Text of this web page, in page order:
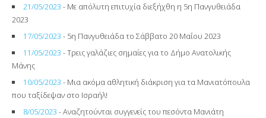
21/05/2023 - Με απόλυτη επιτυχία διεξήχθη η 5η Πανγυθειάδα
2023
17/05/2023 - 5η Πανγυθειάδα το Σάββατο 20 Μαΐου 2023
11/05/2023 - Τρεις γαλάζιες σημαίες για το Δήμο Ανατολικής
Μάνης
10/05/2023 - Μια ακόμα αθλητική διάκριση για τα Μανιατόπουλα
που ταξίδεψαν στο Ισραήλ!
8/05/2023 - Αναζητούνται συγγενείς του πεσόντα Μανιάτη